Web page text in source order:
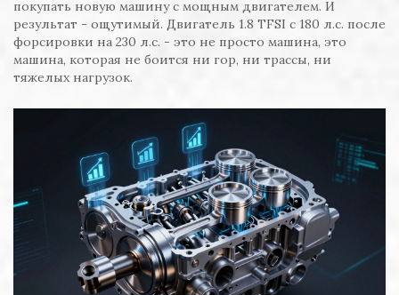
покупать новую машину с мощным двигателем. И
результат - ощутимый. Двигатель 1.8 TFSI с 180 л.с. после
форсировки на 230 л.с. - это не просто машина, это
машина, которая не боится ни гор, ни трассы, ни
тяжелых нагрузок.